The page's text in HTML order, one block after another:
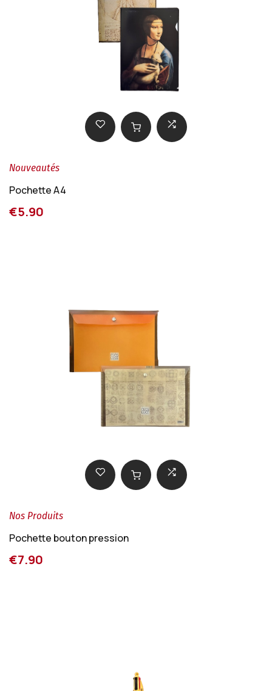
Nouveautés
Pochette A4
€5.90
Nos Produits
Pochette bouton pression
€7.90